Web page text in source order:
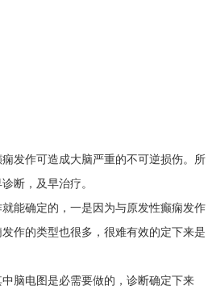
发作可造成大脑严重的不可逆损伤。所
断，及早治疗。
能确定的，一是因为与原发性癫痫发作
作的类型也很多，很难有效的定下来是
脑电图是必需要做的，诊断确定下来